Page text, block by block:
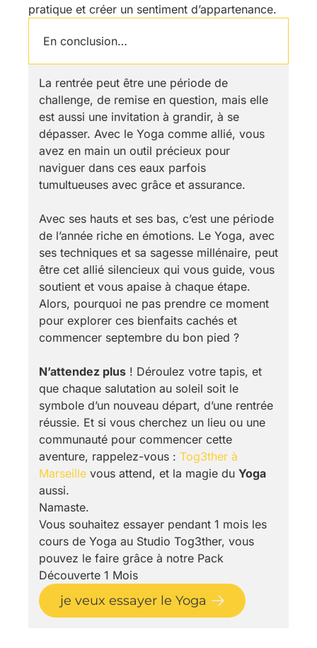
pratique et créer un sentiment d’appartenance.
En conclusion…
La rentrée peut être une période de
challenge, de remise en question, mais elle
est aussi une invitation à grandir, à se
dépasser. Avec le Yoga comme allié, vous
avez en main un outil précieux pour
naviguer dans ces eaux parfois
tumultueuses avec grâce et assurance.
Avec ses hauts et ses bas, c’est une période
de l’année riche en émotions. Le Yoga, avec
ses techniques et sa sagesse millénaire, peut
être cet allié silencieux qui vous guide, vous
soutient et vous apaise à chaque étape.
Alors, pourquoi ne pas prendre ce moment
pour explorer ces bienfaits cachés et
commencer septembre du bon pied ?
N’attendez plus! Déroulez votre tapis, et
que chaque salutation au soleil soit le
symbole d’un nouveau départ, d’une rentrée
réussie. Et si vous cherchez un lieu ou une
communauté pour commencer cette
aventure, rappelez-vous : Tog3ther à
Marseillevous attend, et la magie du Yoga
aussi.
Namaste.
Vous souhaitez essayer pendant 1 mois les
cours de Yoga au Studio Tog3ther, vous
pouvez le faire grâce à notre Pack
Découverte 1 Mois
je veux essayer le Yoga